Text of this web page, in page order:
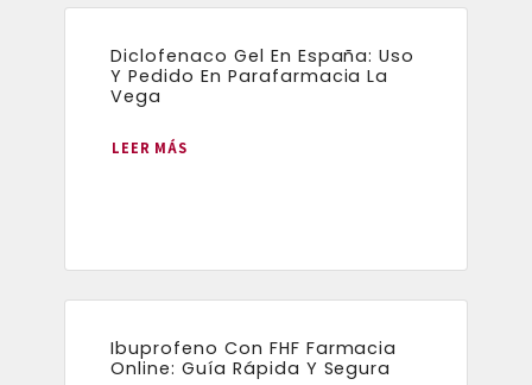
Diclofenaco Gel En España: Uso
Y Pedido En Parafarmacia La
Vega
LEER MÁS
Ibuprofeno Con FHF Farmacia
Online: Guía Rápida Y Segura